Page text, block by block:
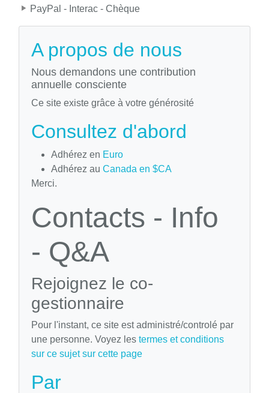
PayPal - Interac - Chèque
A propos de nous
Nous demandons une contribution
annuelle consciente
Ce site existe grâce à votre générosité
Consultez d'abord
Adhérez en Euro
Adhérez au Canada en $CA
Merci.
Contacts - Info
- Q&A
Rejoignez le co-
gestionnaire
Pour l'instant, ce site est administré/controlé par
une personne. Voyez les termes et conditions
sur ce sujet sur cette page
Par